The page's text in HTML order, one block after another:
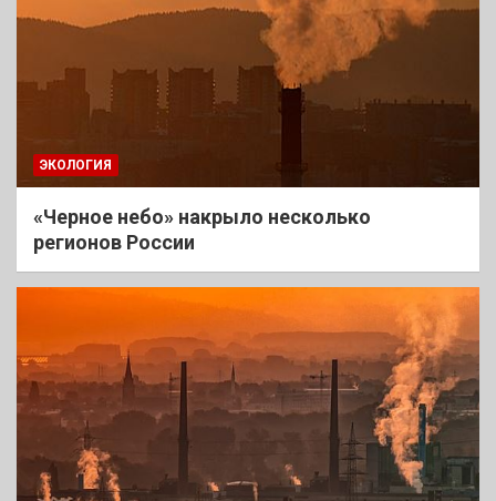
ЭКОЛОГИЯ
«Черное небо» накрыло несколько
регионов России